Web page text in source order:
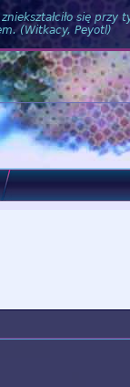
się przy
(Witkacy, Peyotl)